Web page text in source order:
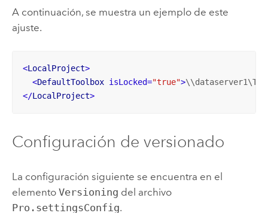
A continuación, se muestra un ejemplo de este
ajuste.
<LocalProject>
<DefaultToolbox isLocked="true">
</LocalProject>
Configuración de versionado
La configuración siguiente se encuentra en el
elemento Versioning del archivo
Pro.settingsConfig.